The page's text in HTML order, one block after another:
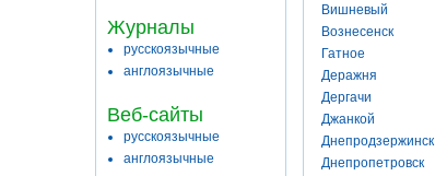
Журналы
русскоязычные
англоязычные
Веб-сайты
русскоязычные
англоязычные
Вишневый
Вознесенск
Гатное
Деражня
Дергачи
Джанкой
Днепродзержинск
Днепропетровск